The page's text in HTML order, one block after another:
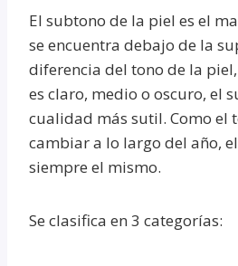
El subtono de la piel es el
se encuentra debajo de la
diferencia del tono de la
es claro, medio o oscuro, el
cualidad más sutil. Como el
cambiar a lo largo del año,
siempre el mismo.
Se clasifica en 3 categorías: